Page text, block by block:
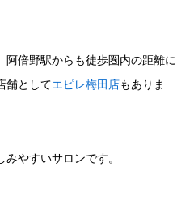
阿倍野駅からも徒歩圏内の距離に
舗としてエピレ梅田店もありま
やすいサロンです。